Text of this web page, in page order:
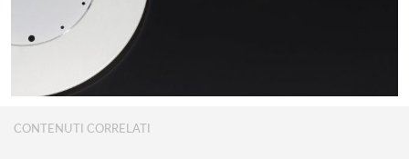
CONTENUTI CORRELATI